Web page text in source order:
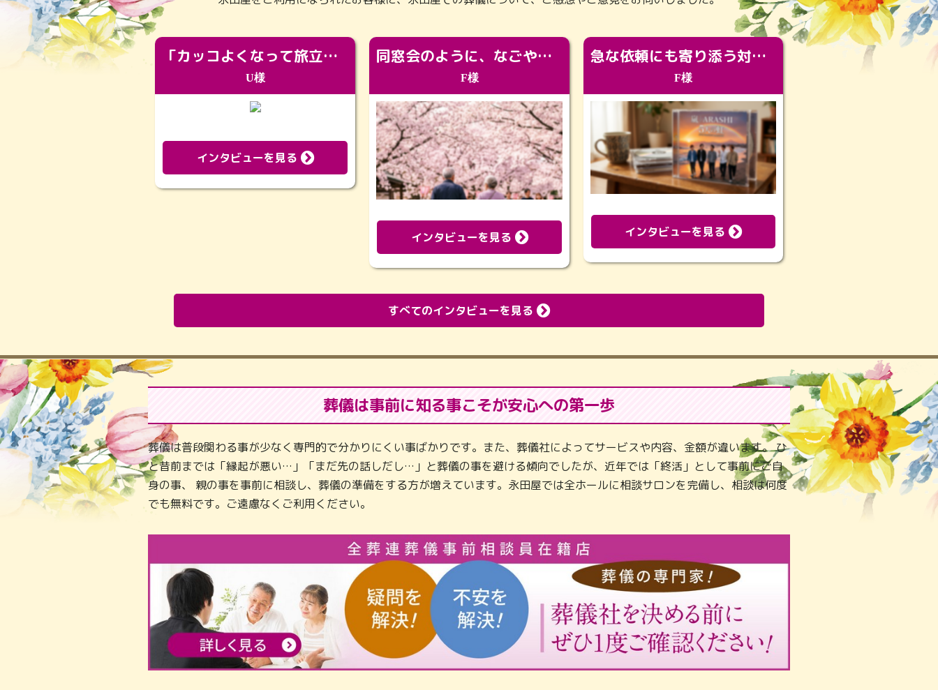
「カッコよくなって旅立っていってくれました（笑）もっとカッコいいって言ってあげればよかったな」
U様
インタビューを見る
同窓会のように、なごやかに。92歳の旅立ちを彩った、再会と感謝の場
F様
インタビューを見る
急な依頼にも寄り添う対応。メモリアルコーナーで振り返る大切な日々
F様
インタビューを見る
すべてのインタビューを見る
葬儀は事前に知る事こそが安心への第一歩
葬儀は普段関わる事が少なく専門的で分かりにくい事ばかりです。また、葬儀社によってサービスや内容、金額が違います。 ひ
と昔前までは「縁起が悪い…」「まだ先の話しだし…」と葬儀の事を避ける傾向でしたが、近年では「終活」として事前にご自
身の事、 親の事を事前に相談し、葬儀の準備をする方が増えています。永田屋では全ホールに相談サロンを完備し、相談は何度
でも無料です。ご遠慮なくご利用ください。